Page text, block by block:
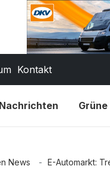
Kontakt
Nachrichten
News - E-Automarkt: